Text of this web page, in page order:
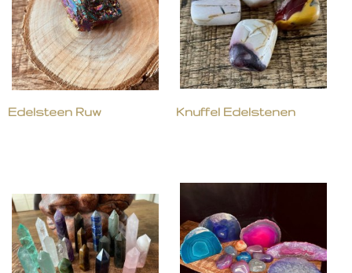
Edelsteen Ruw Knuffel Edelstenen